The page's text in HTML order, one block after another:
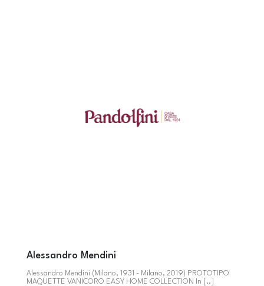
Alessandro Mendini
Alessandro Mendini (Milano, 1931 - Milano, 2019) PROTOTIPO
MAQUETTE VANICORO EASY HOME COLLECTION In [..]